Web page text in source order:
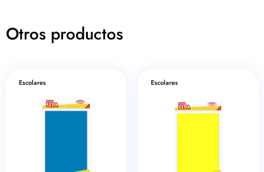
Otros productos
Escolares Escolares